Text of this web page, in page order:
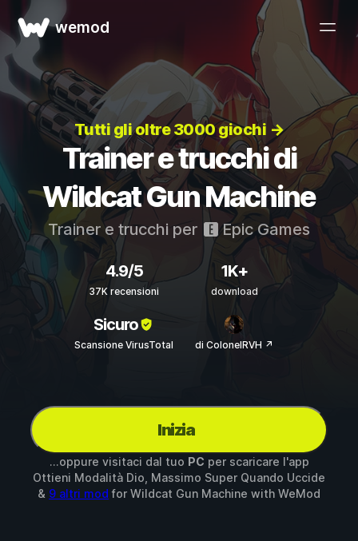
wemod
Tutti gli oltre 3000 giochi →
Trainer e trucchi di
Wildcat Gun Machine
Trainer e trucchi per Epic Games
4.9/5
37K recensioni
1K+
download
Sicuro
Scansione VirusTotal di ColonelRVH ↗
Inizia
...oppure visitaci dal tuo PC per scaricare l'app
Ottieni Modalità Dio, Massimo Super Quando Uccide
& 9 altri mod for Wildcat Gun Machine with WeMod